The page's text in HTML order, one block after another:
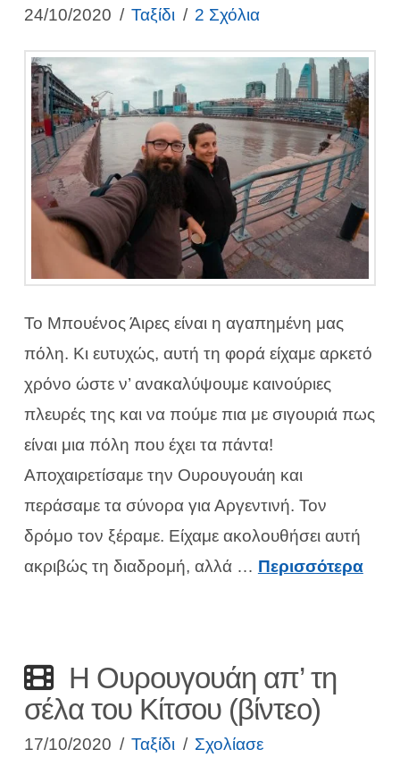
24/10/2020 Ταξίδι 2 Σχόλια
Το Μπουένος Άιρες είναι η αγαπημένη μας
πόλη. Κι ευτυχώς, αυτή τη φορά είχαμε αρκετό
χρόνο ώστε ν’ ανακαλύψουμε καινούριες
πλευρές της και να πούμε πια με σιγουριά πως
είναι μια πόλη που έχει τα πάντα!
Αποχαιρετίσαμε την Ουρουγουάη και
περάσαμε τα σύνορα για Αργεντινή. Τον
δρόμο τον ξέραμε. Είχαμε ακολουθήσει αυτή
ακριβώς τη διαδρομή, αλλά … Περισσότερα
Η Ουρουγουάη απ’ τη
σέλα του Κίτσου (βίντεο)
17/10/2020 Ταξίδι Σχολίασε